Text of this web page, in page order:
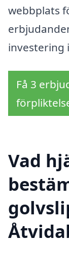
webbplats
investering
Få 3
Vad